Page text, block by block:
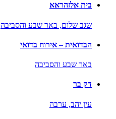
בית אלזהראא
שגב שלום, באר שבע והסביבה
הבדואית – אירוח בדואי
באר שבע והסביבה
דק בר
עין יהב, ערבה